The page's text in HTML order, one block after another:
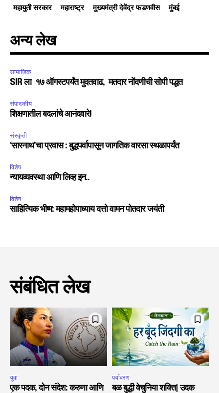
महायुती सरकार
महाराष्ट्र मुख्यमंत्री देवेंद्र फडणवीस मुंबई
अन्य लेख
सामाजिक
SIR ला १७ ऑगस्टपर्यंत मुदतवाढ, मतदार नोंदणीची सोपी पद्धत
संपादकीय
शिक्षणातील बदलांचे आनंदवारे!
संस्कृती
‘सारनाथ’चा प्रवास : बुद्धपर्वापासून जागतिक वारसा स्थळापर्यंत
विशेष
न्यायव्यवस्था आणि लिव्ह इन..
विशेष
साहित्यिक भीष्म: महामहोपाध्याय दत्तो वामन पोतदार जयंती
संबंधित लेख
युवा
एक पदक, दोन संदेश: करुणा आणि
पर्यावरण
बळ बुद्धी वेचुनिया शक्ति| उदक